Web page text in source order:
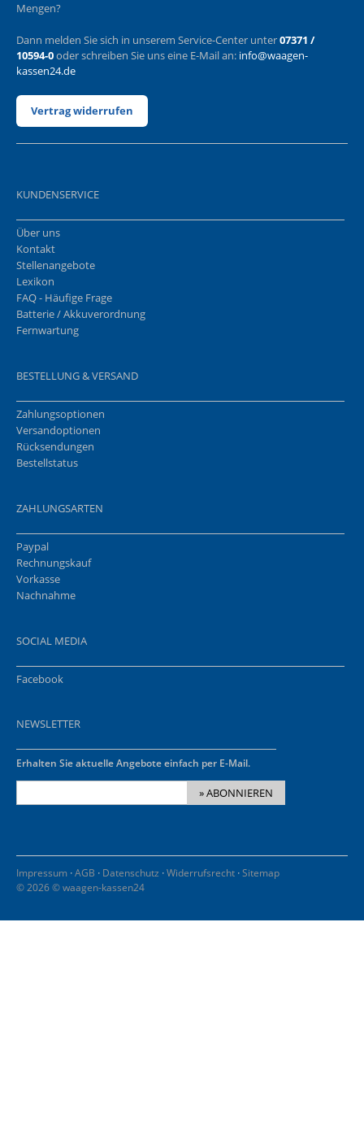
Mengen?
Dann melden Sie sich in unserem Service-Center unter07371 /
10594-0oder schreiben Sie uns eine E-Mail an: info@waagen-
kassen24.de
Vertrag widerrufen
KUNDENSERVICE
Über uns
Kontakt
Stellenangebote
Lexikon
FAQ - Häufige Frage
Batterie / Akkuverordnung
Fernwartung
BESTELLUNG & VERSAND
Zahlungsoptionen
Versandoptionen
Rücksendungen
Bestellstatus
ZAHLUNGSARTEN
Paypal
Rechnungskauf
Vorkasse
Nachnahme
SOCIAL MEDIA
Facebook
NEWSLETTER
Erhalten Sie aktuelle Angebote einfach per E-Mail.
» ABONNIEREN
Impressum ·AGB · Datenschutz ·Widerrufsrecht ·Sitemap
© 2026 © waagen-kassen24